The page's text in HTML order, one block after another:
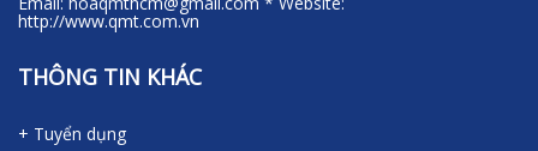
http://www.qmt.com.vn
THÔNG TIN KHÁC
+ Tuyển dụng